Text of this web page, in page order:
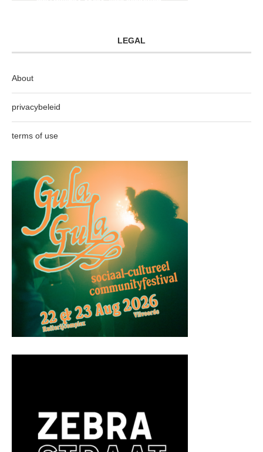
LEGAL
About
privacybeleid
terms of use